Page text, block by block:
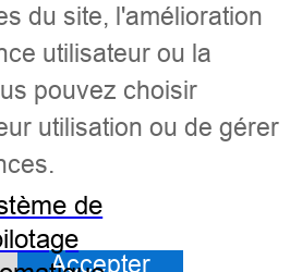
de
du site, l'amélioration
utilisateur ou la
pouvez choisir
utilisation ou de gérer
Accepter